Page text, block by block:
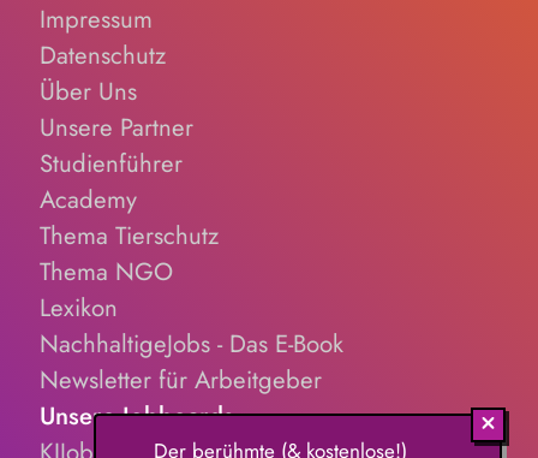
Impressum
Datenschutz
Über Uns
Unsere Partner
Studienführer
Academy
Thema Tierschutz
Thema NGO
Lexikon
NachhaltigeJobs - Das E-Book
Newsletter für Arbeitgeber
Unsere Jobboards
Der berühmte (& kostenlose!)